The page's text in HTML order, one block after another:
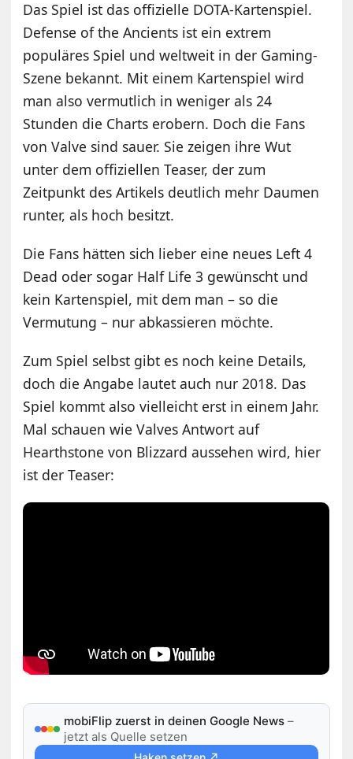
Das Spiel ist das offizielle DOTA-Kartenspiel.
Defense of the Ancients ist ein extrem
populäres Spiel und weltweit in der Gaming-
Szene bekannt. Mit einem Kartenspiel wird
man also vermutlich in weniger als 24
Stunden die Charts erobern. Doch die Fans
von Valve sind sauer. Sie zeigen ihre Wut
unter dem offiziellen Teaser, der zum
Zeitpunkt des Artikels deutlich mehr Daumen
runter, als hoch besitzt.
Die Fans hätten sich lieber eine neues Left 4
Dead oder sogar Half Life 3 gewünscht und
kein Kartenspiel, mit dem man – so die
Vermutung – nur abkassieren möchte.
Zum Spiel selbst gibt es noch keine Details,
doch die Angabe lautet auch nur 2018. Das
Spiel kommt also vielleicht erst in einem Jahr.
Mal schauen wie Valves Antwort auf
Hearthstone von Blizzard aussehen wird, hier
ist der Teaser:
mobiFlip zuerst in deinen Google News –
jetzt als Quelle setzen